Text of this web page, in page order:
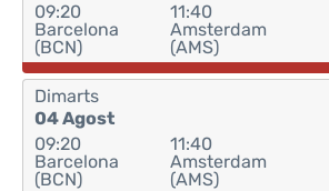
09:20
Barcelona
(BCN)
11:40
Amsterdam
(AMS)
Dimarts
04 Agost
09:20
Barcelona
(BCN)
11:40
Amsterdam
(AMS)